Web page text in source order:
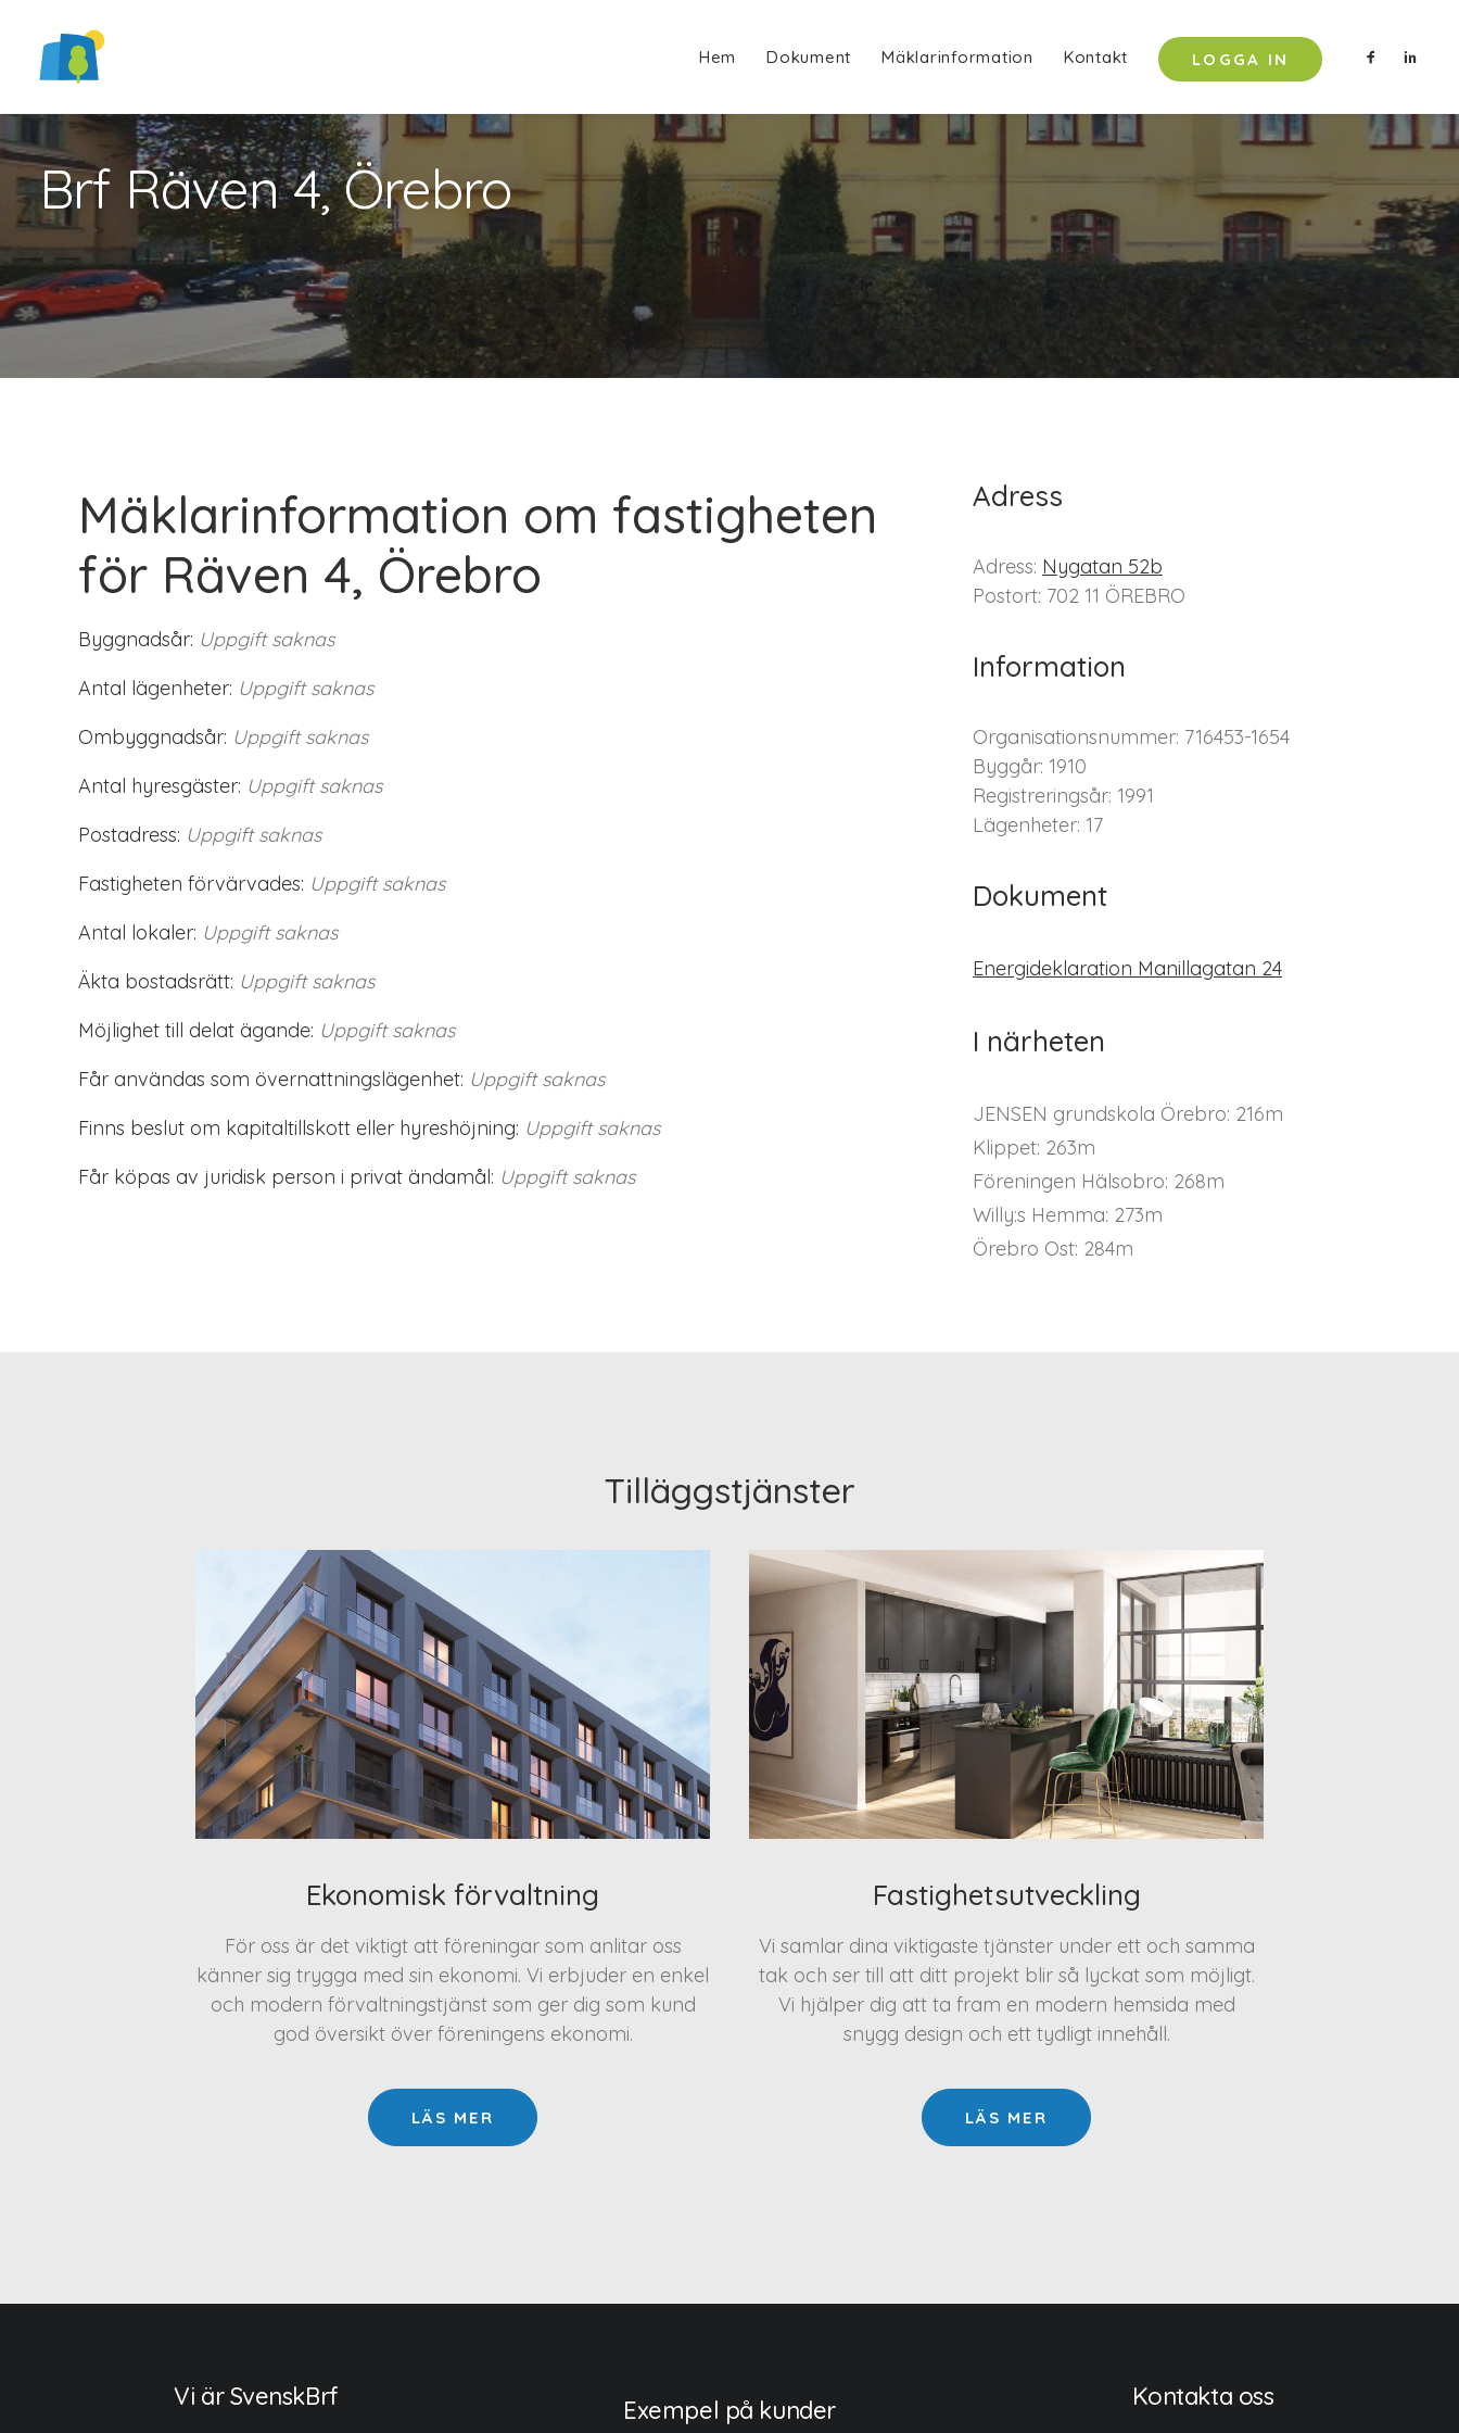
Hem Dokument Mäklarinformation Kontakt LOGGA IN
Brf Räven 4, Örebro
Mäklarinformation om fastigheten
för Räven 4, Örebro
Byggnadsår: Uppgift saknas
Antal lägenheter: Uppgift saknas
Ombyggnadsår: Uppgift saknas
Antal hyresgäster: Uppgift saknas
Postadress: Uppgift saknas
Fastigheten förvärvades: Uppgift saknas
Antal lokaler: Uppgift saknas
Äkta bostadsrätt: Uppgift saknas
Möjlighet till delat ägande: Uppgift saknas
Får användas som övernattningslägenhet: Uppgift saknas
Finns beslut om kapitaltillskott eller hyreshöjning: Uppgift saknas
Får köpas av juridisk person i privat ändamål: Uppgift saknas
Adress
Adress: Nygatan 52b
Postort: 702 11 ÖREBRO
Information
Organisationsnummer: 716453-1654
Byggår: 1910
Registreringsår: 1991
Lägenheter: 17
Dokument
Energideklaration Manillagatan 24
I närheten
JENSEN grundskola Örebro: 216m
Klippet: 263m
Föreningen Hälsobro: 268m
Willy:s Hemma: 273m
Örebro Ost: 284m
Tilläggstjänster
Ekonomisk förvaltning
För oss är det viktigt att föreningar som anlitar oss
känner sig trygga med sin ekonomi. Vi erbjuder en enkel
och modern förvaltningstjänst som ger dig som kund
god översikt över föreningens ekonomi.
LÄS MER
Fastighetsutveckling
Vi samlar dina viktigaste tjänster under ett och samma
tak och ser till att ditt projekt blir så lyckat som möjligt.
Vi hjälper dig att ta fram en modern hemsida med
snygg design och ett tydligt innehåll.
LÄS MER
Vi är SvenskBrf Exempel på kunder Kontakta oss